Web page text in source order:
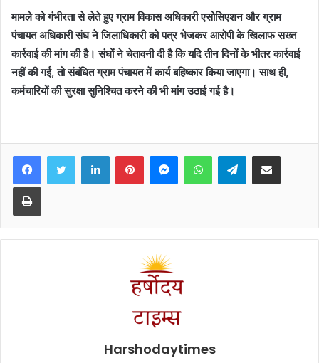
मामले को गंभीरता से लेते हुए ग्राम विकास अधिकारी एसोसिएशन और ग्राम
पंचायत अधिकारी संघ ने जिलाधिकारी को पत्र भेजकर आरोपी के खिलाफ सख्त
कार्रवाई की मांग की है। संघों ने चेतावनी दी है कि यदि तीन दिनों के भीतर कार्रवाई
नहीं की गई, तो संबंधित ग्राम पंचायत में कार्य बहिष्कार किया जाएगा। साथ ही,
कर्मचारियों की सुरक्षा सुनिश्चित करने की भी मांग उठाई गई है।
FacebookTwitter LinkedInPinterestMessengerWhatsAppTelegramShare via Email
Print
Harshodaytimes